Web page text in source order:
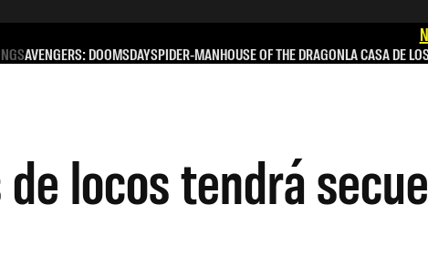
AVENGERS: DOOMSDAYSPIDER-MANHOUSE OF THE DRAGONLA CASA DE
de locos tendrá